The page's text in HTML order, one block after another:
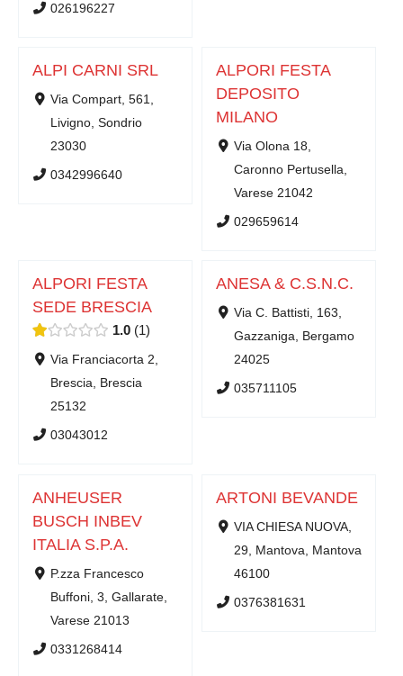
026196227
ALPI CARNI SRL
Via Compart, 561,
Livigno, Sondrio
23030
0342996640
ALPORI FESTA
DEPOSITO
MILANO
Via Olona 18,
Caronno Pertusella,
Varese 21042
029659614
ALPORI FESTA
SEDE BRESCIA
1.0 1
Via Franciacorta 2,
Brescia, Brescia
25132
03043012
ANESA & C.S.N.C.
Via C. Battisti, 163,
Gazzaniga, Bergamo
24025
035711105
ANHEUSER
BUSCH INBEV
ITALIA S.P.A.
P.zza Francesco
Buffoni, 3, Gallarate,
Varese 21013
0331268414
ARTONI BEVANDE
VIA CHIESA NUOVA,
29, Mantova, Mantova
46100
0376381631